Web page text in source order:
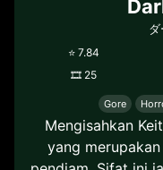
⭐ 7.84
🎞 25
Gore
Mengisahkan
yang